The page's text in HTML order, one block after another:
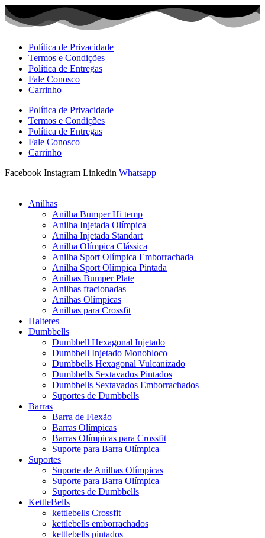
Ir
para
Política de Privacidade
Termos e Condições
Política de Entregas
Fale Conosco
Carrinho
Política de Privacidade
Termos e Condições
Política de Entregas
Fale Conosco
Carrinho
Facebook Instagram Linkedin Whatsapp
Anilhas
Anilha Bumper Hi temp
Anilha Injetada Olímpica
Anilha Injetada Standart
Anilha Olímpica Clássica
Anilha Sport Olímpica Emborrachada
Anilha Sport Olímpica Pintada
Anilhas Bumper Plate
Anilhas fracionadas
Anilhas Olímpicas
Anilhas para Crossfit
Halteres
Dumbbells
Dumbbell Hexagonal Injetado
Dumbbell Injetado Monobloco
Dumbbells Hexagonal Vulcanizado
Dumbbells Sextavados Pintados
Dumbbells Sextavados Emborrachados
Suportes de Dumbbells
Barras
Barra de Flexão
Barras Olímpicas
Barras Olímpicas para Crossfit
Suporte para Barra Olímpica
Suportes
Suporte de Anilhas Olímpicas
Suporte para Barra Olímpica
Suportes de Dumbbells
KettleBells
kettlebells Crossfit
kettlebells emborrachados
kettlebells pintados